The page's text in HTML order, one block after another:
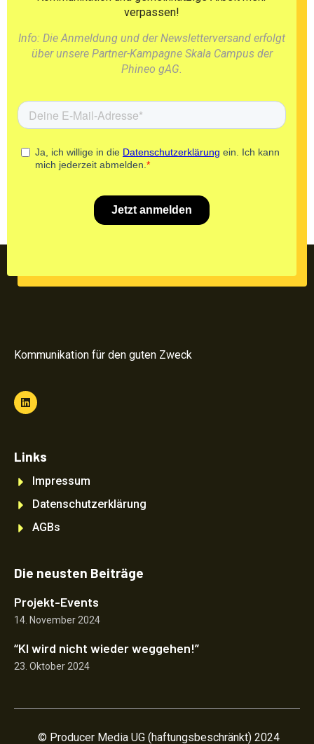
verpassen!
Info: Die Anmeldung und der Newsletterversand erfolgt
über unsere Partner-Kampagne Skala Campus der
Phineo gAG.
Kommunikation für den guten Zweck
L
i
n
i
Links
Impressum
Datenschutzerklärung
AGBs
Die neusten Beiträge
Projekt-Events
14. November 2024
“KI wird nicht wieder weggehen!”
23. Oktober 2024
© Producer Media UG (haftungsbeschränkt) 2024